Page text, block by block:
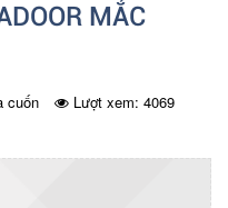
MẮC
cuốn Lượt xem: 4069